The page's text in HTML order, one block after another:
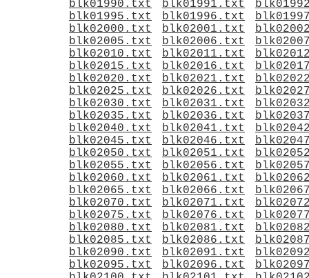
blk01990.txt
blk01991.txt
blk01995.txt
blk01996.txt
blk02000.txt
blk02001.txt
blk02005.txt
blk02006.txt
blk02010.txt
blk02011.txt
blk02015.txt
blk02016.txt
blk02020.txt
blk02021.txt
blk02025.txt
blk02026.txt
blk02030.txt
blk02031.txt
blk02035.txt
blk02036.txt
blk02040.txt
blk02041.txt
blk02045.txt
blk02046.txt
blk02050.txt
blk02051.txt
blk02055.txt
blk02056.txt
blk02060.txt
blk02061.txt
blk02065.txt
blk02066.txt
blk02070.txt
blk02071.txt
blk02075.txt
blk02076.txt
blk02080.txt
blk02081.txt
blk02085.txt
blk02086.txt
blk02090.txt
blk02091.txt
blk02095.txt
blk02096.txt